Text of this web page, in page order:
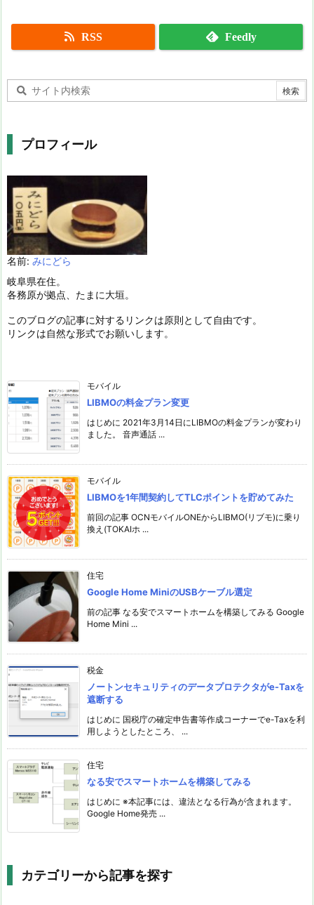
RSS Feedly
プロフィール
名前: みにどら
岐阜県在住。
各務原が拠点、たまに大垣。
このブログの記事に対するリンクは原則として自由です。
リンクは自然な形式でお願いします。
モバイル
LIBMOの料金プラン変更
はじめに 2021年3月14日にLIBMOの料金プランが変わり
ました。 音声通話 ...
モバイル
LIBMOを1年間契約してTLCポイントを貯めてみた
前回の記事 OCNモバイルONEからLIBMO(リブモ)に乗り
換え(TOKAIホ ...
住宅
Google Home MiniのUSBケーブル選定
前の記事 なる安でスマートホームを構築してみる Google
Home Mini ...
税金
ノートンセキュリティのデータプロテクタがe-Taxを
遮断する
はじめに 国税庁の確定申告書等作成コーナーでe-Taxを利
用しようとしたところ、 ...
住宅
なる安でスマートホームを構築してみる
はじめに ※本記事には、違法となる行為が含まれます。
Google Home発売 ...
カテゴリーから記事を探す